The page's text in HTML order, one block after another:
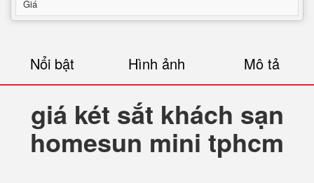
Giá
Nổi bật Hình ảnh Mô tả
giá két sắt khách sạn
homesun mini tphcm